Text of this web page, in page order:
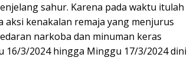
sahur. Karena pada waktu itulah
kenakalan remaja yang menjurus
narkoba dan minuman keras
16/3/2024 hingga Minggu 17/3/2024 dini